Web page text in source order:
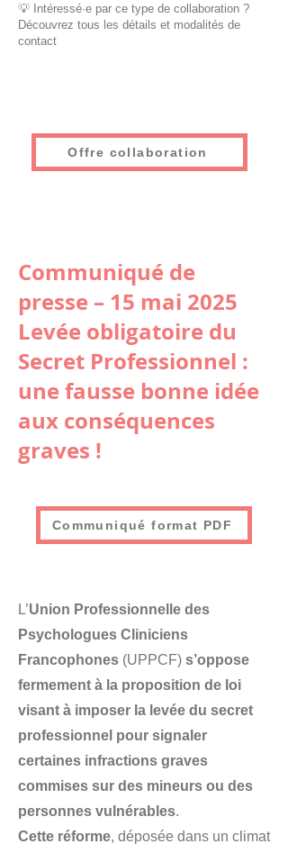
Offre collaboration
💡 Intéressé·e par ce type de collaboration ?
Découvrez tous les détails et modalités de
contact
Communiqué de
presse – 15 mai 2025
Levée obligatoire du
Secret Professionnel :
une fausse bonne idée
aux conséquences
graves !
Communiqué format PDF
L’Union Professionnelle des
Psychologues Cliniciens
Francophones (UPPCF) s’oppose
fermement à la proposition de loi
visant à imposer la levée du secret
professionnel pour signaler
certaines infractions graves
commises sur des mineurs ou des
personnes vulnérables.
Cette réforme, déposée dans un climat